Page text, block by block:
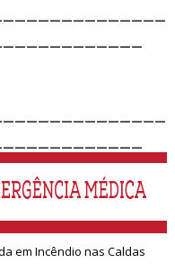
em Incêndio nas Caldas